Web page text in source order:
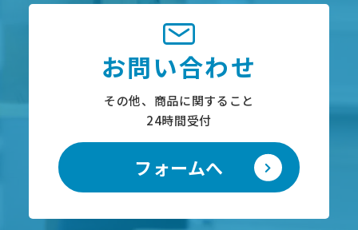
お問い合わせ
その他、商品に関すること
24時間受付
フォームへ